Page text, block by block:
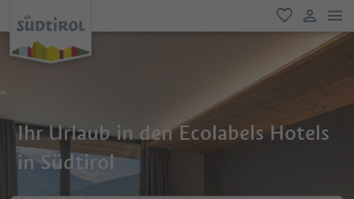
favorit
user link
Ihr Urlaub in den Ecolabels Hotels
in Südtirol